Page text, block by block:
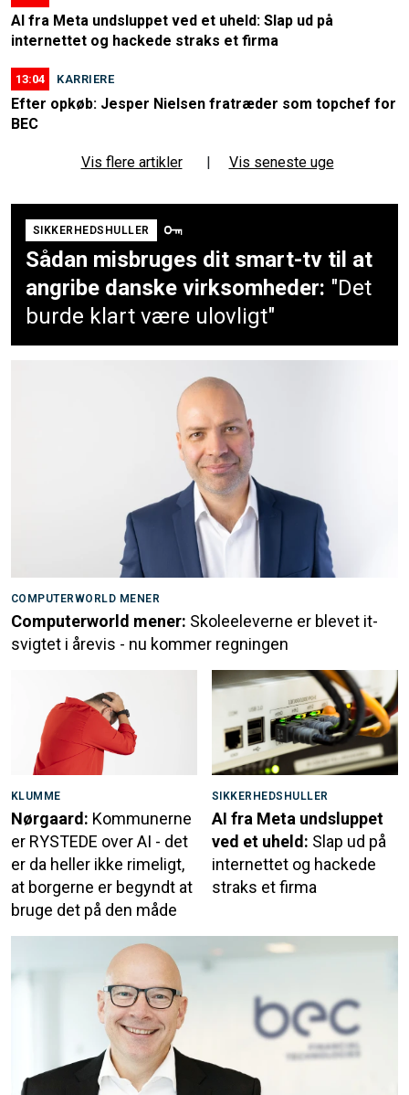
AI fra Meta undsluppet ved et uheld: Slap ud på
internettet og hackede straks et firma
13:04 KARRIERE
Efter opkøb: Jesper Nielsen fratræder som topchef for
BEC
Vis flere artikler | Vis seneste uge
SIKKERHEDSHULLER
Sådan misbruges dit smart-tv til at
angribe danske virksomheder: "Det
burde klart være ulovligt"
COMPUTERWORLD MENER
Computerworld mener: Skoleeleverne er blevet it-
svigtet i årevis - nu kommer regningen
KLUMME
Nørgaard: Kommunerne
er RYSTEDE over AI - det
er da heller ikke rimeligt,
at borgerne er begyndt at
bruge det på den måde
SIKKERHEDSHULLER
AI fra Meta undsluppet
ved et uheld: Slap ud på
internettet og hackede
straks et firma